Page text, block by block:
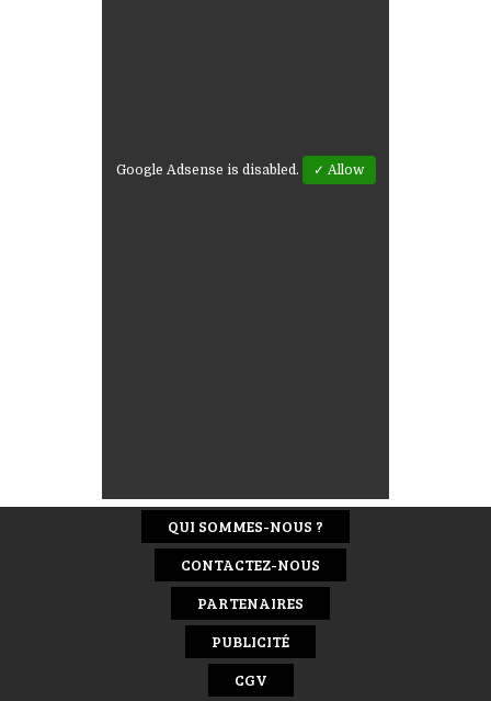
Google Adsense is disabled. ✓ Allow
QUI SOMMES-NOUS ?
CONTACTEZ-NOUS
PARTENAIRES
PUBLICITÉ
CGV